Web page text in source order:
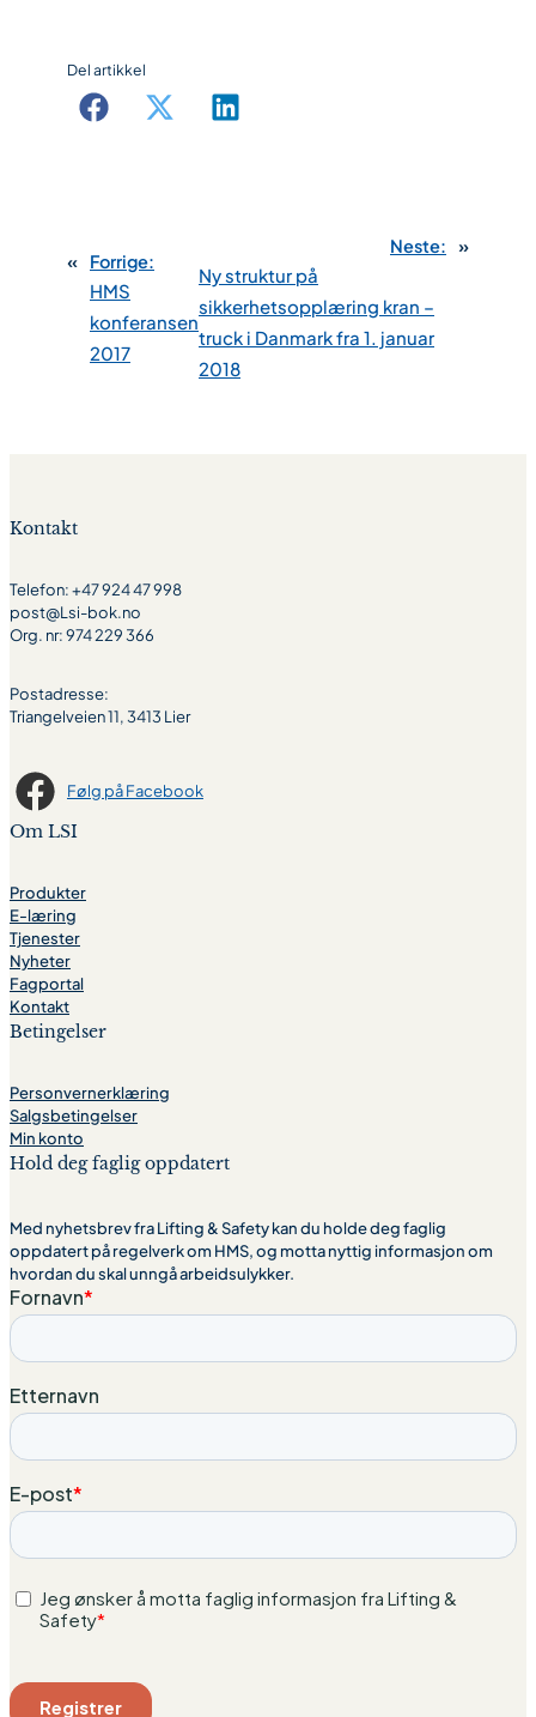
Del artikkel
« Forrige:
HMS
konferansen
2017
Neste:
Ny struktur på
sikkerhetsopplæring kran –
truck i Danmark fra 1. januar
2018
»
Kontakt
Telefon: +47 924 47 998
post@Lsi-bok.no
Org. nr: 974 229 366
Postadresse:
Triangelveien 11, 3413 Lier
Følg på Facebook
Om LSI
Produkter
E-læring
Tjenester
Nyheter
Fagportal
Kontakt
Betingelser
Personvernerklæring
Salgsbetingelser
Min konto
Hold deg faglig oppdatert
Med nyhetsbrev fra Lifting & Safety kan du holde deg faglig
oppdatert på regelverk om HMS, og motta nyttig informasjon om
hvordan du skal unngå arbeidsulykker.